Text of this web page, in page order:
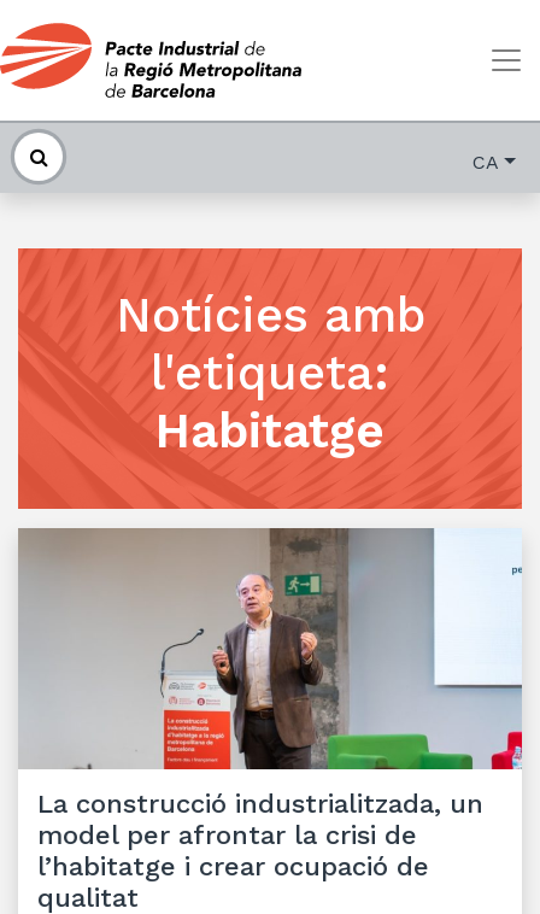
CA
Notícies amb
l'etiqueta:
Habitatge
La construcció industrialitzada, un
model per afrontar la crisi de
l’habitatge i crear ocupació de
qualitat